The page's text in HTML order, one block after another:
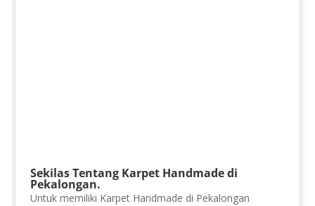
Sekilas Tentang Karpet Handmade di
Pekalongan.
Untuk memiliki Karpet Handmade di Pekalongan